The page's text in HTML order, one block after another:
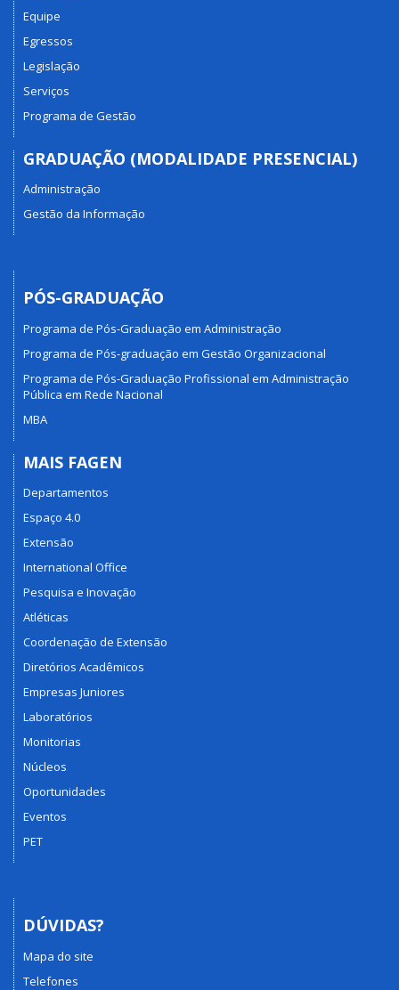
Equipe
Egressos
Legislação
Serviços
Programa de Gestão
GRADUAÇÃO (MODALIDADE PRESENCIAL)
Administração
Gestão da Informação
PÓS-GRADUAÇÃO
Programa de Pós-Graduação em Administração
Programa de Pós-graduação em Gestão Organizacional
Programa de Pós-Graduação Profissional em Administração
Pública em Rede Nacional
MBA
MAIS FAGEN
Departamentos
Espaço 4.0
Extensão
International Office
Pesquisa e Inovação
Atléticas
Coordenação de Extensão
Diretórios Acadêmicos
Empresas Juniores
Laboratórios
Monitorias
Núcleos
Oportunidades
Eventos
PET
DÚVIDAS?
Mapa do site
Telefones